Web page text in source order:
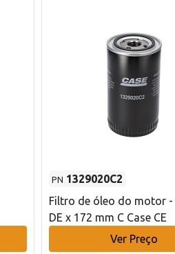
PN 1329020C2
Filtro de óleo do motor -
DE x 172 mm C Case CE
Ver Preço